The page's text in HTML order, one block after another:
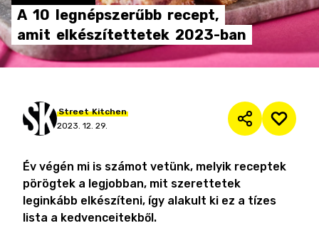
A 10 legnépszerűbb recept,
amit elkészítettetek 2023-ban
Street Kitchen
2023. 12. 29.
Év végén mi is számot vetünk, melyik receptek
pörögtek a legjobban, mit szerettetek
leginkább elkészíteni, így alakult ki ez a tízes
lista a kedvenceitekből.